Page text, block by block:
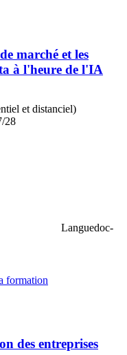
marché et les
à l'heure de l'IA
et distanciel)
28
Languedoc-
formation
des entreprises